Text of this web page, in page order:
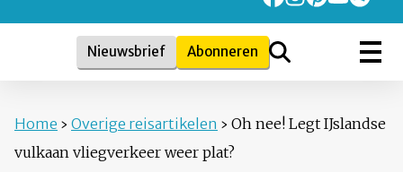
Nieuwsbrief Abonneren
Home › Overige reisartikelen › Oh nee! Legt IJslandse
vulkaan vliegverkeer weer plat?